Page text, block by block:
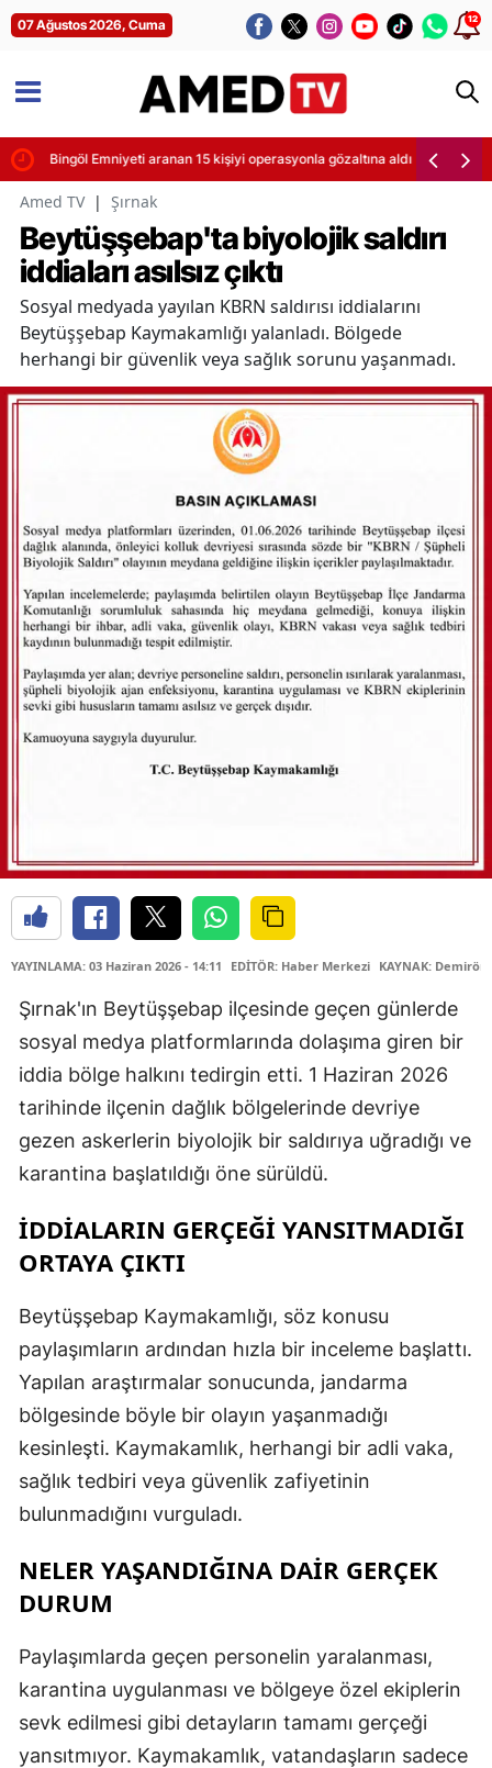
07 Ağustos 2026, Cuma 12
Bingöl Emniyeti aranan 15 kişiyi operasyonla gözaltına aldı
Amed TV | Şırnak
Beytüşşebap'ta biyolojik saldırı
iddiaları asılsız çıktı
Sosyal medyada yayılan KBRN saldırısı iddialarını
Beytüşşebap Kaymakamlığı yalanladı. Bölgede
herhangi bir güvenlik veya sağlık sorunu yaşanmadı.
YAYINLAMA: 03 Haziran 2026 - 14:11 EDİTÖR: Haber Merkezi KAYNAK:
Şırnak'ın Beytüşşebap ilçesinde geçen günlerde
sosyal medya platformlarında dolaşıma giren bir
iddia bölge halkını tedirgin etti. 1 Haziran 2026
tarihinde ilçenin dağlık bölgelerinde devriye
gezen askerlerin biyolojik bir saldırıya uğradığı ve
karantina başlatıldığı öne sürüldü.
İDDİALARIN GERÇEĞİ YANSITMADIĞI
ORTAYA ÇIKTI
Beytüşşebap Kaymakamlığı, söz konusu
paylaşımların ardından hızla bir inceleme başlattı.
Yapılan araştırmalar sonucunda, jandarma
bölgesinde böyle bir olayın yaşanmadığı
kesinleşti. Kaymakamlık, herhangi bir adli vaka,
sağlık tedbiri veya güvenlik zafiyetinin
bulunmadığını vurguladı.
NELER YAŞANDIĞINA DAİR GERÇEK
DURUM
Paylaşımlarda geçen personelin yaralanması,
karantina uygulanması ve bölgeye özel ekiplerin
sevk edilmesi gibi detayların tamamı gerçeği
yansıtmıyor. Kaymakamlık, vatandaşların sadece